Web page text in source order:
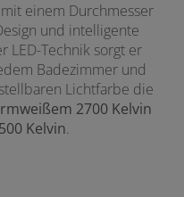
einem Durchmesser
und intelligente
LED-Technik sorgt er
Badezimmer und
Lichtfarbe die
2700 Kelvin
Kelvin.